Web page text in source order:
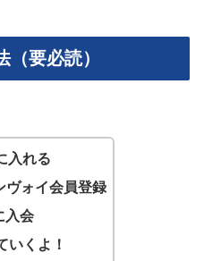
要必読）
入れる
ヴォイ会員登録
入会
いくよ！